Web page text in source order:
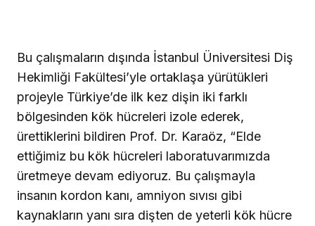
Bu çalışmaların dışında İstanbul Üniversitesi Diş
Hekimliği Fakültesi’yle ortaklaşa yürütükleri
projeyle Türkiye’de ilk kez dişin iki farklı
bölgesinden kök hücreleri izole ederek,
ürettiklerini bildiren Prof. Dr. Karaöz, “Elde
ettiğimiz bu kök hücreleri laboratuvarımızda
üretmeye devam ediyoruz. Bu çalışmayla
insanın kordon kanı, amniyon sıvısı gibi
kaynakların yanı sıra dişten de yeterli kök hücre